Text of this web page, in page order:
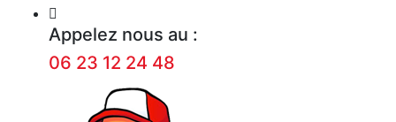
Appelez nous au :
06 23 12 24 48